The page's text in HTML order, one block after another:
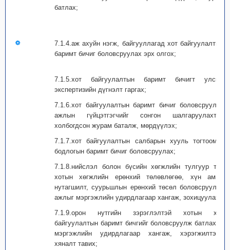
батлах;
7.1.4.аж ахуйн нэгж, байгууллагад хот байгуулалтын
баримт бичиг боловсруулах эрх олгох;
7.1.5.хот байгуулалтын баримт бичигт улсын
экспертизийн дүгнэлт гаргах;
7.1.6.хот байгуулалтын баримт бичиг боловсруулах
ажлын гүйцэтгэгчийг сонгон шалгаруулахтай
холбогдсон журам баталж, мөрдүүлэх;
7.1.7.хот байгуулалтын салбарын хууль тогтоомж,
бодлогын баримт бичиг боловсруулах;
7.1.8.нийслэл болон бүсийн хөгжлийн тулгуур төв
хотын хөгжлийн ерөнхий төлөвлөгөө, хүн амын
нутагшилт, суурьшлын ерөнхий төсөл боловсруулах
ажлыг мэргэжлийн удирдлагаар хангаж, зохицуулах;
7.1.9.орон нутгийн зэрэглэлтэй хотын хот
байгуулалтын баримт бичгийг боловсруулж батлахад
мэргэжлийн удирдлагаар хангаж, хэрэгжилтэнд
хяналт тавих;